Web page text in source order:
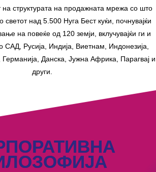
на структурата на продажната мрежа со што
над 5.500 Нуга Бест куќи, почнувајќи
на повеќе од 120 земји, вклучувајќи ги и
САД, Русија, Индија, Виетнам, Индонезија,
Данска, Јужна Африка, Парагвај и
други.